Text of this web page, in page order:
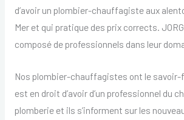
d’avoir un plombier-chauffagiste aux
Mer et qui pratique des prix corrects.
composé de professionnels dans leur
Nos plombier-chauffagistes ont le savoir-
est en droit d’avoir d’un professionnel du
plomberie et ils s’informent sur les